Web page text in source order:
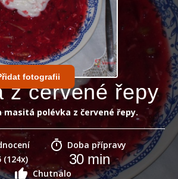
fotografii
z červené řepy
masitá polévka z červené řepy.
(124x)
Doba přípravy
30min
Chutnalo